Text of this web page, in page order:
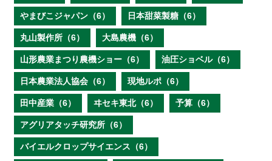
やまびこジャパン（6） 日本甜菜製糖（6）
丸山製作所（6） 大島農機（6）
山形農業まつり農機ショー（6） 油圧ショベル（6）
日本農業法人協会（6） 現地ルポ（6）
田中産業（6） ヰセキ東北（6） 予算（6）
アグリアタッチ研究所（6）
バイエルクロップサイエンス（6）